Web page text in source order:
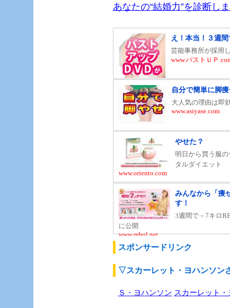
あなたの“結婚力”を診断し
スポンサードリンク
▽スカーレット・ヨハンソン
Ｓ・ヨハンソン スカーレット